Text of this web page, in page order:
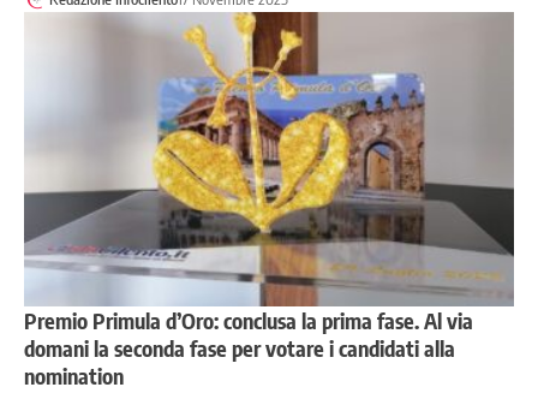
Premio Primula d’Oro: conclusa la prima fase. Al via
domani la seconda fase per votare i candidati alla
nomination